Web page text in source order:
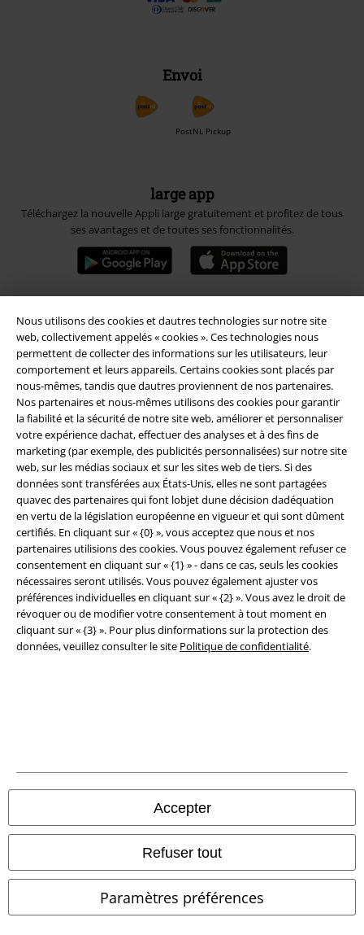
Nous utilisons des cookies et dautres technologies sur notre site
web, collectivement appelés « cookies ». Ces technologies nous
permettent de collecter des informations sur les utilisateurs, leur
comportement et leurs appareils. Certains cookies sont placés par
nous-mêmes, tandis que dautres proviennent de nos partenaires.
Nos partenaires et nous-mêmes utilisons des cookies pour garantir
la fiabilité et la sécurité de notre site web, améliorer et personnaliser
votre expérience dachat, effectuer des analyses et à des fins de
marketing (par exemple, des publicités personnalisées) sur notre site
web, sur les médias sociaux et sur les sites web de tiers. Si des
données sont transférées aux États-Unis, elles ne sont partagées
quavec des partenaires qui font lobjet dune décision dadéquation
en vertu de la législation européenne en vigueur et qui sont dûment
certifiés. En cliquant sur « {0} », vous acceptez que nous et nos
partenaires utilisions des cookies. Vous pouvez également refuser ce
consentement en cliquant sur « {1} » - dans ce cas, seuls les cookies
nécessaires seront utilisés. Vous pouvez également ajuster vos
préférences individuelles en cliquant sur « {2} ». Vous avez le droit de
révoquer ou de modifier votre consentement à tout moment en
cliquant sur « {3} ». Pour plus dinformations sur la protection des
données, veuillez consulter le site Politique de confidentialité.
Accepter
Refuser tout
Paramètres préférences
Envoi
PostNL Pickup
large app
Téléchargez la nouvelle Appli large gratuitement et profitez de tous
ses avantages et de toutes ses fonctionnalités.
A Warner Music Group Company
Sécurité
Élimination des déchets et protection de l'environnement
Déclaration de Conformité
Informations sur l'accessibilité